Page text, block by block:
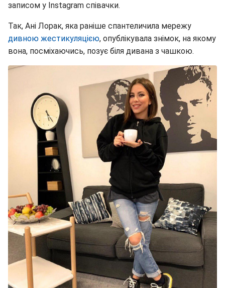
записом у Instagram співачки.
Так, Ані Лорак, яка раніше спантеличила мережу
дивною жестикуляцією, опублікувала знімок, на якому
вона, посміхаючись, позує біля дивана з чашкою.